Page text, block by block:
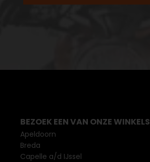
BEZOEK EEN VAN ONZE WINKELS
Apeldoorn
Breda
Capelle a/d IJssel